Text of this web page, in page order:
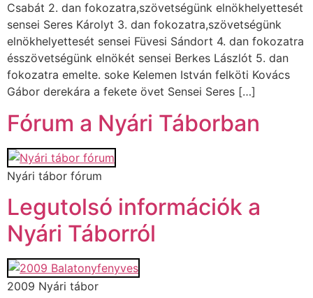
Csabát 2. dan fokozatra,szövetségünk elnökhelyettesét
sensei Seres Károlyt 3. dan fokozatra,szövetségünk
elnökhelyettesét sensei Füvesi Sándort 4. dan fokozatra
ésszövetségünk elnökét sensei Berkes Lászlót 5. dan
fokozatra emelte. soke Kelemen István felköti Kovács
Gábor derekára a fekete övet Sensei Seres […]
Fórum a Nyári Táborban
Nyári tábor fórum
Legutolsó információk a
Nyári Táborról
2009 Nyári tábor